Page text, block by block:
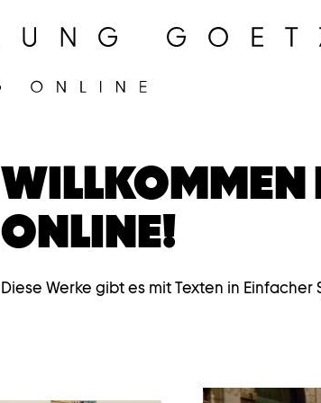
WILLKOMMEN
ONLINE!
Diese Werke gibt es mit Texten in Einfacher